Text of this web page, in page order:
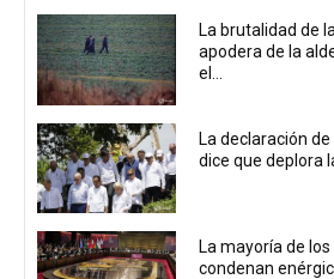
La brutalidad de
apodera de la
el...
La declaración
dice que deplora
La mayoría de
condenan